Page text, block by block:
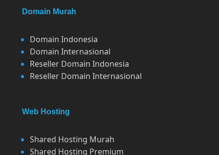
Domain Murah
Domain Indonesia
Domain Internasional
Reseller Domain Indonesia
Reseller Domain Internasional
Web Hosting
Shared Hosting Murah
Shared Hosting Premium